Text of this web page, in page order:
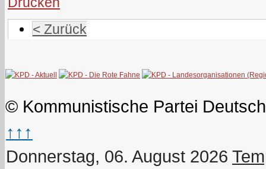
< Zurück
© Kommunistische Partei
↑↑↑
Donnerstag, 06. August 2026